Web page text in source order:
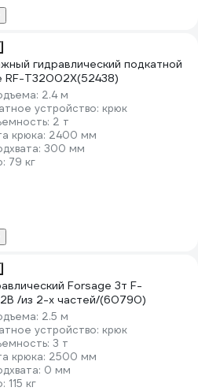
гидравлический подкатной
RF-T32002X(52438)
2.4 м
устройство: крюк
2 т
крюка: 2400 мм
300 мм
79 кг
Forsage 3т F-
/из 2-х частей/(60790)
2.5 м
устройство: крюк
3 т
крюка: 2500 мм
0 мм
115 кг